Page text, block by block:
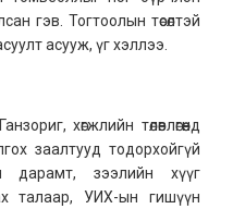
гэв. Тогтоолын төсөлтэй
асууж, үг хэллээ.
хөгжлийн төлөвлөгөөнд
заалтууд тодорхойгүй
дарамт, зээлийн хүүг
талаар, УИХ-ын гишүүн